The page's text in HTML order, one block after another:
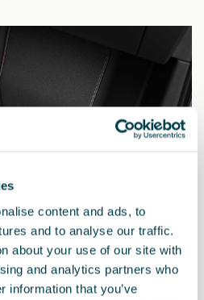
content and ads, to
and to analyse our traffic.
about your use of our site with
and analytics partners who
information that you’ve